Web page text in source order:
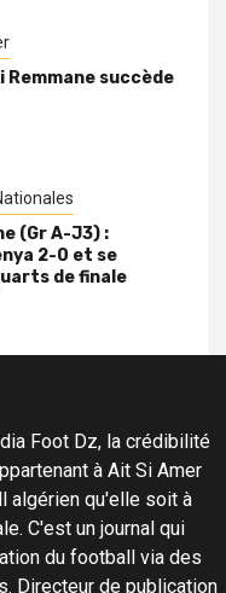
Remmane succède
(Gr A-J3) :
2-0 et se
de finale
Foot Dz, la crédibilité
à Ait Si Amer
algérien qu'elle soit à
C'est un journal qui
du football via des
Directeur de publication